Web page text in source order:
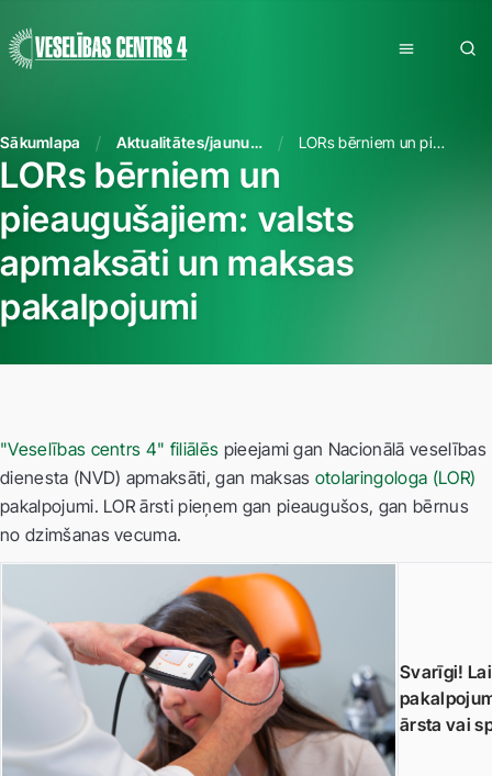
Sākumlapa Aktualitātes/jaunumi LORs bērniem un pieaugušajiem: valsts apmaksāti un maksas pakalpojumi
LORs bērniem un
pieaugušajiem: valsts
apmaksāti un maksas
pakalpojumi
"Veselības centrs 4" filiālēs pieejami gan Nacionālā veselības
dienesta (NVD) apmaksāti, gan maksas otolaringologa (LOR)
pakalpojumi. LOR ārsti pieņem gan pieaugušos, gan bērnus
no dzimšanas vecuma.
Svarīgi!
ārsta vai